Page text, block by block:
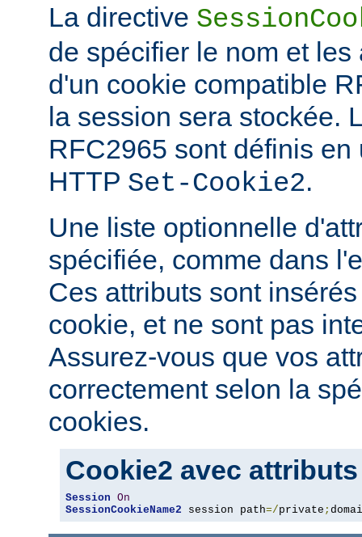
La directive
de spécifier le nom et
d'un cookie compatible
la session sera stockée.
RFC2965 sont définis en
HTTP Set-Cookie2.
Une liste optionnelle
spécifiée, comme dans
Ces attributs sont
cookie, et ne sont pas
Assurez-vous que vos
correctement selon la
cookies.
Cookie2 avec attributs
Session On
SessionCookieName2 session path=/private ;